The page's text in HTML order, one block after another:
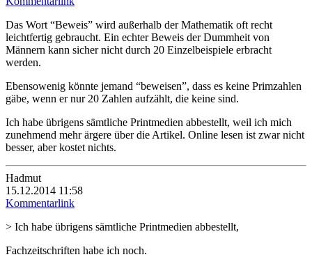
Das Wort “Beweis” wird außerhalb der Mathematik oft recht
leichtfertig gebraucht. Ein echter Beweis der Dummheit von
Männern kann sicher nicht durch 20 Einzelbeispiele erbracht
werden.
Ebensowenig könnte jemand “beweisen”, dass es keine Primzahlen
gäbe, wenn er nur 20 Zahlen aufzählt, die keine sind.
Ich habe übrigens sämtliche Printmedien abbestellt, weil ich mich
zunehmend mehr ärgere über die Artikel. Online lesen ist zwar nicht
besser, aber kostet nichts.
Hadmut
15.12.2014 11:58
Kommentarlink
> Ich habe übrigens sämtliche Printmedien abbestellt,
Fachzeitschriften habe ich noch.